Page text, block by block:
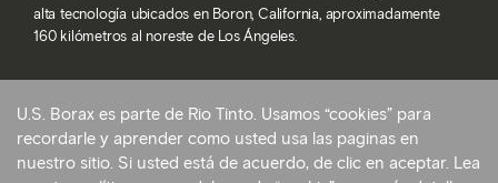
alta tecnología ubicados en Boron, California, aproximadamente
160 kilómetros al noreste de Los Ángeles.
© 2026 Rio Tinto. Todos los derechos reservados.
Términos de servicio
U.S. Borax es parte de Rio Tinto. Usamos “cookies” para
recordarle y aprender como usted usa las paginas en
nuestro sitio. Si usted está de acuerdo, de clic en aceptar. Lea